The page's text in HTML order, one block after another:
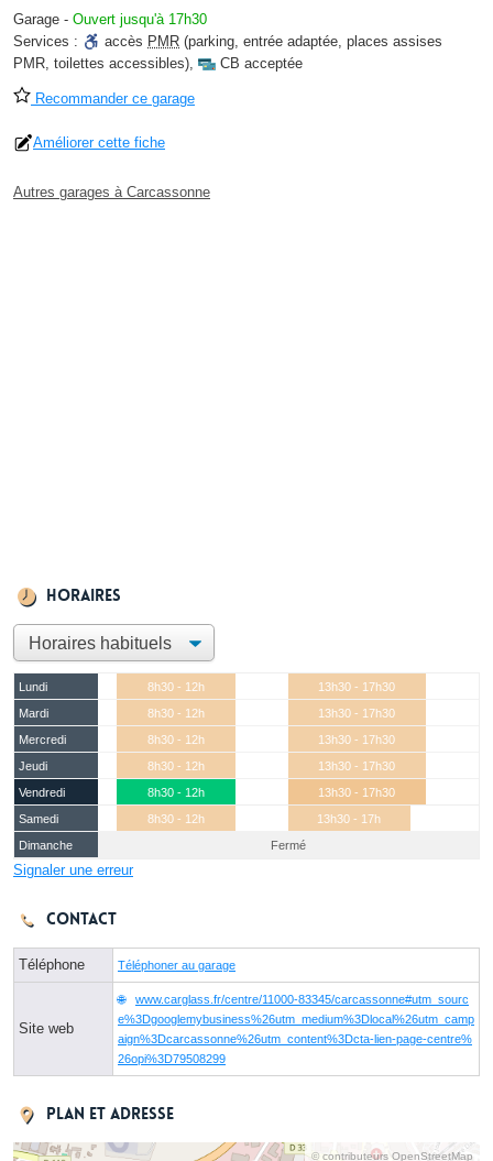
Garage - Ouvert jusqu'à 17h30
Services :
accès PMR (parking, entrée adaptée, places assises
PMR, toilettes accessibles), CB acceptée
Recommander ce garage
Améliorer cette fiche
Autres garages à Carcassonne
Horaires
Lundi 8h30 - 12h
13h30 - 17h30
Mardi
8h30 - 12h
13h30 - 17h30
Mercredi
8h30 - 12h
13h30 - 17h30
Jeudi
8h30 - 12h
13h30 - 17h30
Vendredi
8h30 - 12h
13h30 - 17h30
Samedi
8h30 - 12h
13h30 - 17h
Dimanche
Fermé
Signaler une erreur
Contact
Téléphone Téléphoner au garage
Site web
www.carglass.fr/centre/11000-83345/carcassonne#utm_sourc
e%3Dgooglemybusiness%26utm_medium%3Dlocal%26utm_camp
aign%3Dcarcassonne%26utm_content%3Dcta-lien-page-centre%
26opi%3D79508299
Plan et adresse
© contributeurs OpenStreetMap